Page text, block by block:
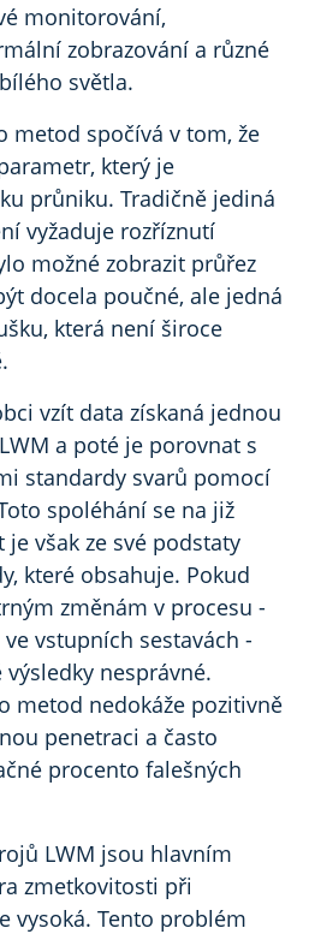
monitorování,
zobrazování a různé
světla.
metod spočívá v tom, že
který je
průniku. Tradičně jediná
vyžaduje rozříznutí
možné zobrazit průřez
docela poučné, ale jedná
která není široce
vzít data získaná jednou
a poté je porovnat s
standardy svarů pomocí
spoléhání se na již
však ze své podstaty
které obsahuje. Pokud
změnám v procesu -
vstupních sestavách -
nesprávné.
metod nedokáže pozitivně
penetraci a často
procento falešných
LWM jsou hlavním
zmetkovitosti při
vysoká. Tento problém